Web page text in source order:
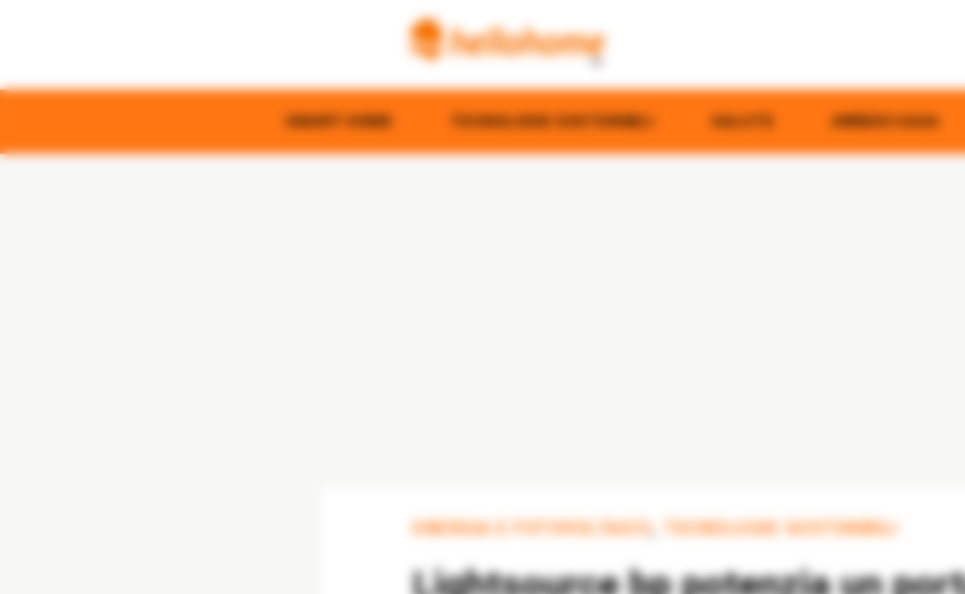
SMART HOME TECNOLOGIE SOSTENIBILI SALUTE ARREDO CASA
ENERGIA E FOTOVOLTAICO TECNOLOGIE SOSTENIBILI